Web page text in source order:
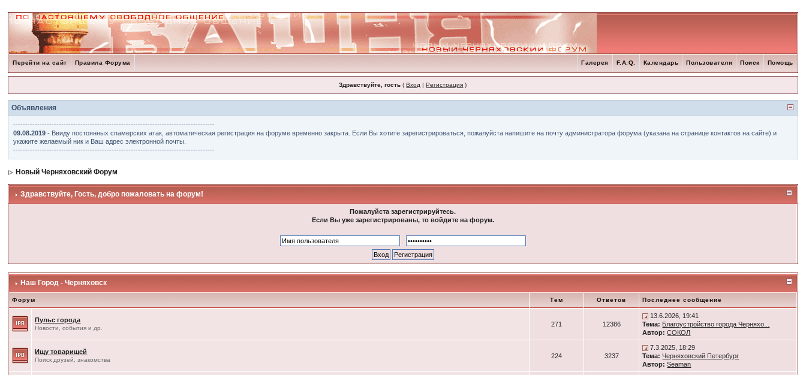
Перейти на сайт Правила Форума Помощь
Поиск
Пользователи
Календарь
F.A.Q.
Галерея
Здравствуйте, гость (Вход |Регистрация )
Объявления
------------------------------------------------------------------------------------
09.08.2019 - Ввиду постоянных спамерских атак, автоматическая регистрация на форуме временно закрыта. Если Вы хотите зарегистрироваться, пожалуйста напишите на почту администратора форума (указана на странице контактов на сайте) и
укажите желаемый ник и Ваш адрес электронной почты.
------------------------------------------------------------------------------------
Новый Черняховский Форум
Здравствуйте, Гость, добро пожаловать на форум!
Пожалуйста зарегистрируйтесь.
Если Вы уже зарегистрированы, то войдите на форум.
Наш Город - Черняховск
Форум Тем Ответов Последнее сообщение
Пульс города
Новости, события и др.
271 12386
13.6.2026, 19:41
Тема: Благоустройство города Черняхо...
Автор: СОКОЛ
Ищу товарищей
Поиск друзей, знакомства
224 3237
7.3.2025, 18:29
Тема: Черняховский Петербург
Автор: Seaman